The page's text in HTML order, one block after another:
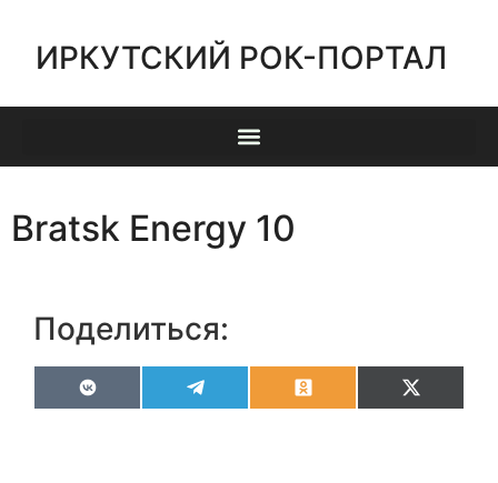
ИРКУТСКИЙ РОК-ПОРТАЛ
Bratsk Energy 10
Поделиться:
VK OdnoklassnikiX
(Twitter)